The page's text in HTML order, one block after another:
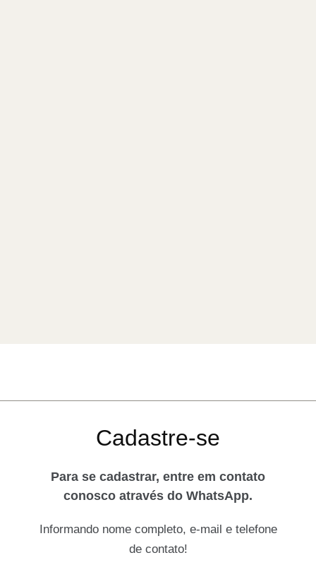
Cadastre-se
Para se cadastrar, entre em contato
conosco através do WhatsApp.
Informando nome completo, e-mail e telefone
de contato!